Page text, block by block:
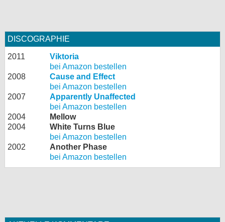
DISCOGRAPHIE
2011
Viktoria
bei Amazon bestellen
2008
Cause and Effect
bei Amazon bestellen
2007
Apparently Unaffected
bei Amazon bestellen
2004
Mellow
2004
White Turns Blue
bei Amazon bestellen
2002
Another Phase
bei Amazon bestellen